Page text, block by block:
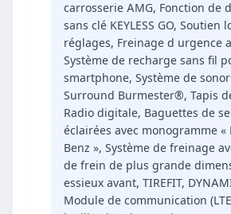
carrosserie AMG, Fonction de
sans clé KEYLESS GO, Soutien
réglages, Freinage d urgence
Système de recharge sans fil
smartphone, Système de
Surround Burmester®, Tapis
Radio digitale, Baguettes de
éclairées avec monogramme «
Benz », Système de freinage
de frein de plus grande
essieux avant, TIREFIT,
Module de communication